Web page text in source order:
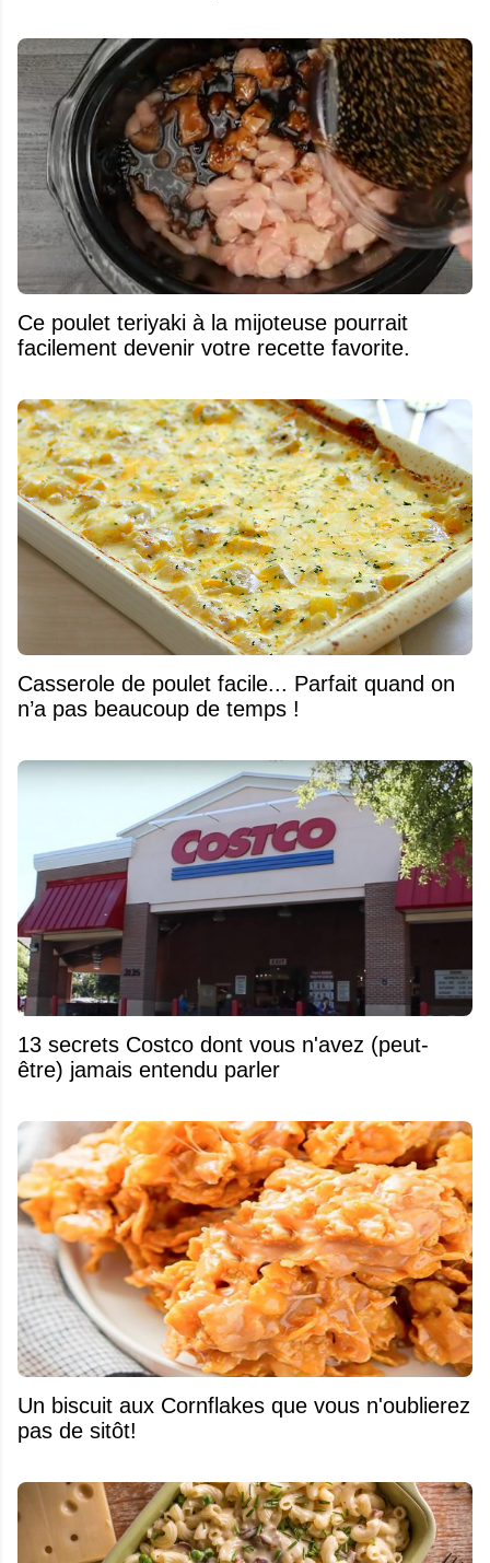
Ce poulet teriyaki à la mijoteuse pourrait
facilement devenir votre recette favorite.
Casserole de poulet facile... Parfait quand on
n’a pas beaucoup de temps !
13 secrets Costco dont vous n'avez (peut-
être) jamais entendu parler
Un biscuit aux Cornflakes que vous n'oublierez
pas de sitôt!